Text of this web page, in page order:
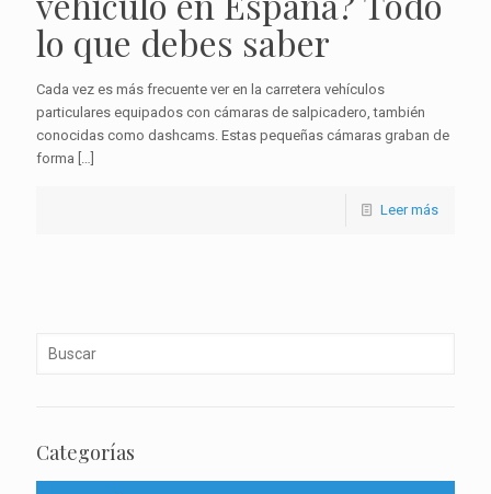
lo que debes saber
Cada vez es más frecuente ver en la carretera vehículos
particulares equipados con cámaras de salpicadero, también
conocidas como dashcams. Estas pequeñas cámaras graban de
forma
Leer más
Categorías